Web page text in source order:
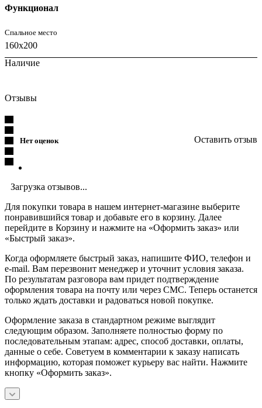
Функционал
Спальное место
160x200
Наличие
Отзывы
Нет оценок Оставить отзыв
Загрузка отзывов...
Для покупки товара в нашем интернет-магазине выберите
понравившийся товар и добавьте его в корзину. Далее
перейдите в Корзину и нажмите на «Оформить заказ» или
«Быстрый заказ».
Когда оформляете быстрый заказ, напишите ФИО, телефон и
e-mail. Вам перезвонит менеджер и уточнит условия заказа.
По результатам разговора вам придет подтверждение
оформления товара на почту или через СМС. Теперь останется
только ждать доставки и радоваться новой покупке.
Оформление заказа в стандартном режиме выглядит
следующим образом. Заполняете полностью форму по
последовательным этапам: адрес, способ доставки, оплаты,
данные о себе. Советуем в комментарии к заказу написать
информацию, которая поможет курьеру вас найти. Нажмите
кнопку «Оформить заказ».